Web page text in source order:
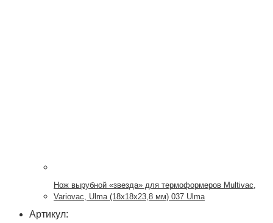
Нож вырубной «звезда» для термоформеров Multivac,
Variovac, Ulma (18х18х23,8 мм) 037 Ulma
Артикул: